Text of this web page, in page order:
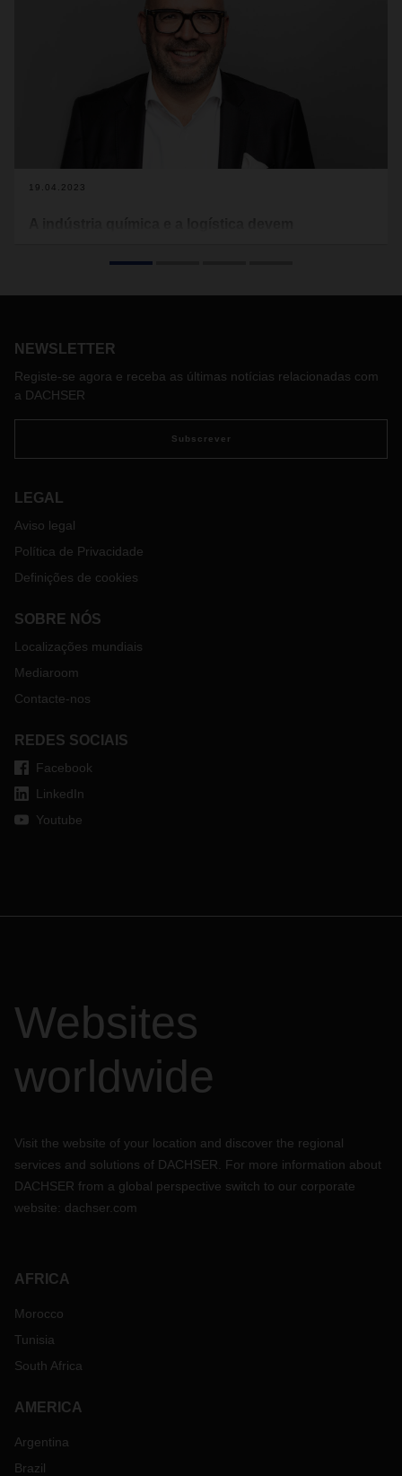
19.04.2023
"Procurement of logistics services in the chemical industry",
recomendações concretas em matéria de contratação de
Nesta entrevista, Michael Kriegel, Department Head
NEWSLETTER
Registe-se agora e receba as últimas notícias relacionadas com
a DACHSER
Subscrever
LEGAL
Aviso legal
Política de Privacidade
Definições de cookies
SOBRE NÓS
Localizações mundiais
Mediaroom
Contacte-nos
REDES SOCIAIS
Facebook
LinkedIn
Youtube
Websites
worldwide
Visit the website of your location and discover the regional
services and solutions of DACHSER. For more information about
DACHSER from a global perspective switch to our corporate
website: dachser.com
AFRICA
Morocco
Tunisia
South Africa
AMERICA
Argentina
Brazil